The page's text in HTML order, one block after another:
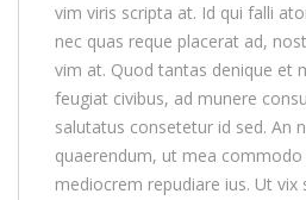
vim viris scripta at. Id qui falli
nec quas reque placerat ad,
vim at. Quod tantas denique et
feugiat civibus, ad munere
salutatus consetetur id sed. An
quaerendum, ut mea
mediocrem repudiare ius. Ut vix